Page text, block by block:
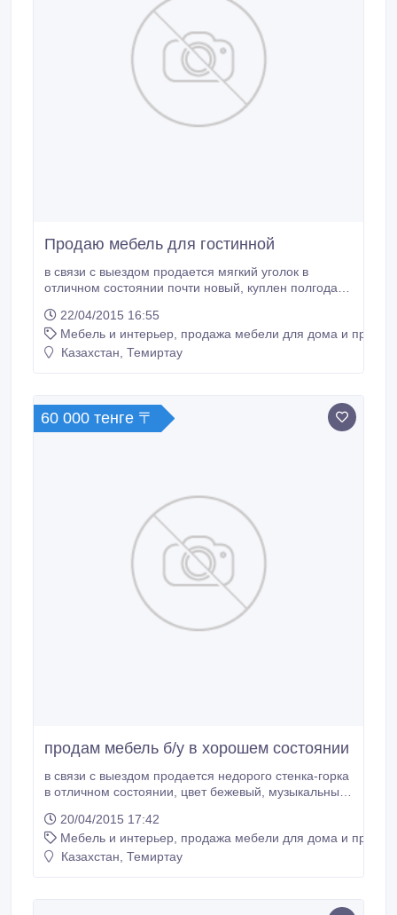
Продаю мебель для гостинной
в связи с выездом продается мягкий уголок в
отличном состоянии почти новый, куплен полгода
красивый дизайн..
22/04/2015 16:55
Мебель и интерьер, продажа мебели для дома и
Казахстан, Темиртау
60 000 тенге 〒
продам мебель б/у в хорошем состоянии
в связи с выездом продается недорого стенка-горка
в отличном состоянии, цвет бежевый, музыкальный
20/04/2015 17:42
Мебель и интерьер, продажа мебели для дома и
Казахстан, Темиртау